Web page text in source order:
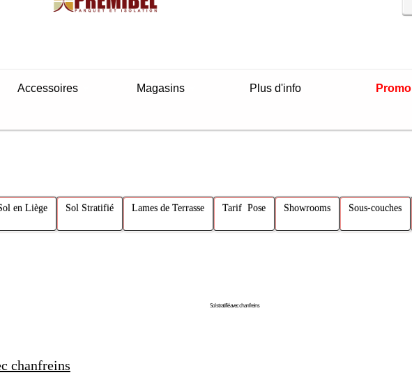
Accessoires Magasins Plus d'info Promo
en Liège Sol Stratifié Lames de Terrasse Tarif Pose Showrooms Sous-couches
Sol stratifié avec chanfreins
chanfreins